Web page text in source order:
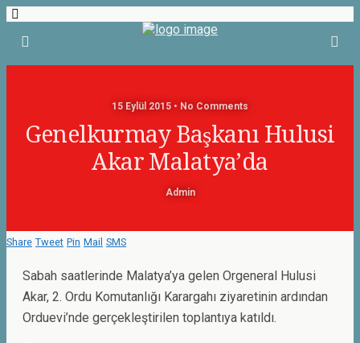
15 Eylül 2015 • No Comments
Genelkurmay Başkanı Hulusi
Akar Malatya’da
Admin
Share Tweet Pin Mail SMS
Sabah saatlerinde Malatya’ya gelen Orgeneral Hulusi
Akar, 2. Ordu Komutanlığı Karargahı ziyaretinin ardından
Orduevi’nde gerçekleştirilen toplantıya katıldı.